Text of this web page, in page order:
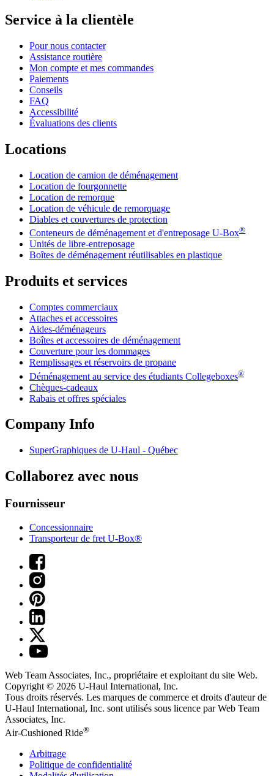
Service à la clientèle
Pour nous contacter
Assistance routière
Mon compte et mes commandes
Paiements
Conseils
FAQ
Accessibilité
Évaluations des clients
Locations
Location de camion de déménagement
Location de fourgonnette
Location de remorque
Location de véhicule de remorquage
Diables et couvertures de protection
Conteneurs de déménagement et d'entreposage U-Box®
Unités de libre-entreposage
Boîtes de déménagement réutilisables en plastique
Produits et services
Comptes commerciaux
Attaches et accessoires
Aides-déménageurs
Boîtes et accessoires de déménagement
Couverture pour les dommages
Remplissages et réservoirs de propane
Déménagement au service des étudiants Collegeboxes®
Chèques-cadeaux
Rabais et offres spéciales
Company Info
SuperGraphiques de U-Haul - Québec
Collaborez avec nous
Fournisseur
Concessionnaire
Transporteur de fret U-Box®
Web Team Associates, Inc., propriétaire et exploitant du site Web.
Copyright © 2026 U-Haul International, Inc.
Tous droits réservés. Les marques de commerce et droits d'auteur de
U-Haul International, Inc. sont utilisés sous licence par Web Team
Associates, Inc.
Air-Cushioned Ride®
Arbitrage
Politique de confidentialité